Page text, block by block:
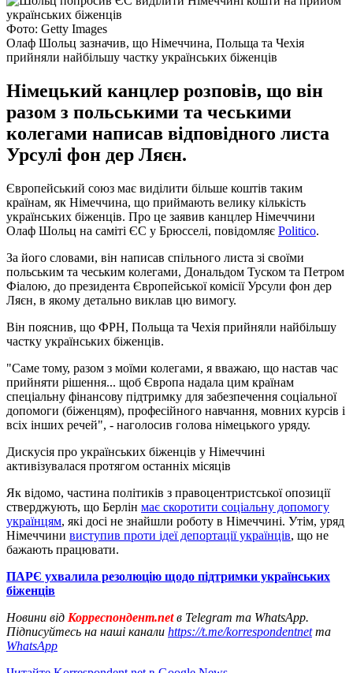
Фото: Getty Images
Олаф Шольц зазначив, що Німеччина, Польща та Чехія
прийняли найбільшу частку українських біженців
Німецький канцлер розповів, що він
разом з польськими та чеськими
колегами написав відповідного листа
Урсулі фон дер Ляєн.
Європейський союз має виділити більше коштів таким
країнам, як Німеччина, що приймають велику кількість
українських біженців. Про це заявив канцлер Німеччини
Олаф Шольц на саміті ЄС у Брюсселі, повідомляє Politico.
За його словами, він написав спільного листа зі своїми
польським та чеським колегами, Дональдом Туском та Петром
Фіалою, до президента Європейської комісії Урсули фон дер
Ляєн, в якому детально виклав цю вимогу.
Він пояснив, що ФРН, Польща та Чехія прийняли найбільшу
частку українських біженців.
"Саме тому, разом з моїми колегами, я вважаю, що настав час
прийняти рішення... щоб Європа надала цим країнам
спеціальну фінансову підтримку для забезпечення соціальної
допомоги (біженцям), професійного навчання, мовних курсів і
всіх інших речей", - наголосив голова німецького уряду.
Дискусія про українських біженців у Німеччині
активізувалася протягом останніх місяців
Як відомо, частина політиків з правоцентристської опозиції
стверджують, що Берлін має скоротити соціальну допомогу
українцям, які досі не знайшли роботу в Німеччині. Утім, уряд
Німеччини виступив проти ідеї депортації українців, що не
бажають працювати.
ПАРЄ ухвалила резолюцію щодо підтримки українських
біженців
Новини від Корреспондент.netв Telegram та WhatsApp.
Підписуйтесь на наші канали https://t.me/korrespondentnetта
WhatsApp